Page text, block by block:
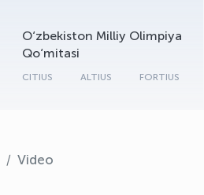
O‘zbekiston Milliy Olimpiya
Qo‘mitasi
CITIUS ALTIUS FORTIUS
Video